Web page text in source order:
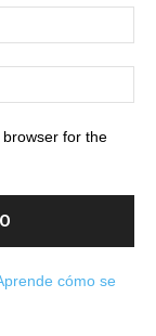
for the
cómo se